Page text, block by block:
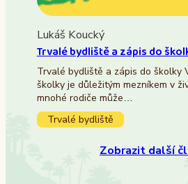
Lukáš Koucký
Trvalé bydliště a zápis do
Trvalé bydliště a zápis do školky
školky je důležitým mezníkem v
mnohé rodiče může…
Trvalé bydliště
Zobrazit další